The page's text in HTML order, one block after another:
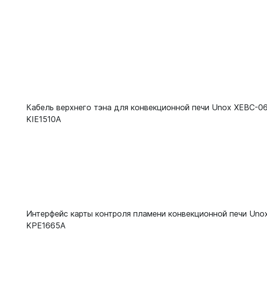
Кабель верхнего тэна для конвекционной печи Unox XEBC-
KIE1510A
Интерфейс карты контроля пламени конвекционной печи
KPE1665A